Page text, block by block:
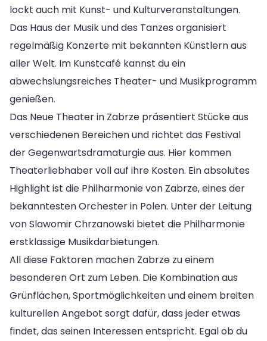
lockt auch mit Kunst- und Kulturveranstaltungen.
Das Haus der Musik und des Tanzes organisiert
regelmäßig Konzerte mit bekannten Künstlern aus
aller Welt. Im Kunstcafé kannst du ein
abwechslungsreiches Theater- und Musikprogramm
genießen.
Das Neue Theater in Zabrze präsentiert Stücke aus
verschiedenen Bereichen und richtet das Festival
der Gegenwartsdramaturgie aus. Hier kommen
Theaterliebhaber voll auf ihre Kosten. Ein absolutes
Highlight ist die Philharmonie von Zabrze, eines der
bekanntesten Orchester in Polen. Unter der Leitung
von Slawomir Chrzanowski bietet die Philharmonie
erstklassige Musikdarbietungen.
All diese Faktoren machen Zabrze zu einem
besonderen Ort zum Leben. Die Kombination aus
Grünflächen, Sportmöglichkeiten und einem breiten
kulturellen Angebot sorgt dafür, dass jeder etwas
findet, das seinen Interessen entspricht. Egal ob du